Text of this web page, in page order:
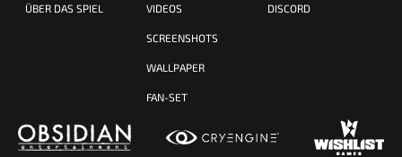
ÜBER DAS SPIEL VIDEOS
SCREENSHOTS
WALLPAPER
FAN-SET
DISCORD